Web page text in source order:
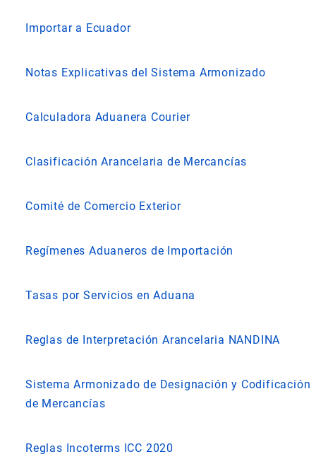
Importar a Ecuador
Notas Explicativas del Sistema Armonizado
Calculadora Aduanera Courier
Clasificación Arancelaria de Mercancías
Comité de Comercio Exterior
Regímenes Aduaneros de Importación
Tasas por Servicios en Aduana
Reglas de Interpretación Arancelaria NANDINA
Sistema Armonizado de Designación y Codificación
de Mercancías
Reglas Incoterms ICC 2020